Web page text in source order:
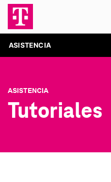
ASISTENCIA
ASISTENCIA
Tutoriales